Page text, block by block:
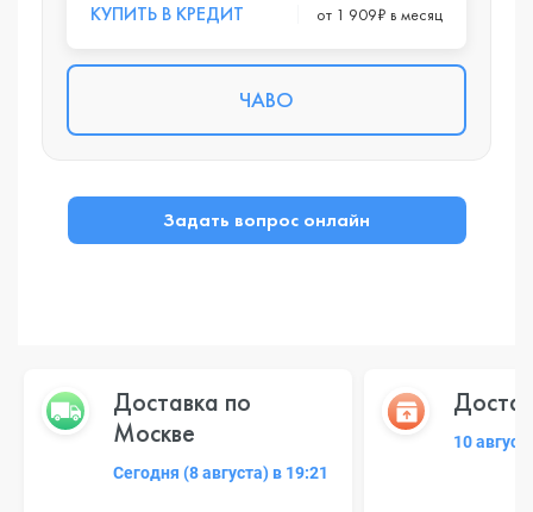
КУПИТЬ В КРЕДИТ от 1 909₽ в месяц
ЧАВО
Задать вопрос онлайн
Доставка по
Москве
Сегодня (8 августа) в 19:21
10